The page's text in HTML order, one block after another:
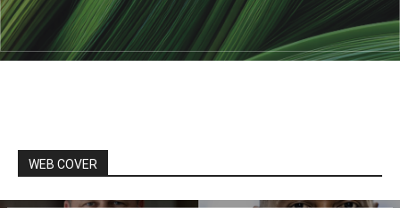
WEB COVER